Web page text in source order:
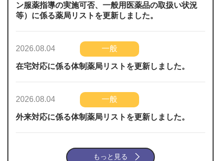
ン服薬指導の実施可否、一般用医薬品の取扱い状況
等）に係る薬局リストを更新しました。
2026.08.04 一般
在宅対応に係る体制薬局リストを更新しました。
2026.08.04 一般
外来対応に係る体制薬局リストを更新しました。
もっと見る